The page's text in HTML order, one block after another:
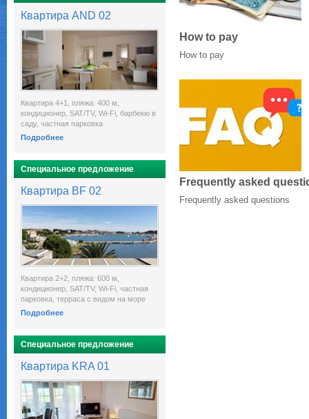
Квартира AND 02
Квартира 4+1, пляжа: 400 м,
кондиционер, SAT/TV, Wi-Fi, барбекю в
саду, частная парковка
Подробнее
Специальное предложение
Квартира BF 02
Квартира 2+2, пляжа: 600 м,
кондиционер, SAT/TV, Wi-Fi, частная
парковка, терраса с видом на море
Подробнее
Специальное предложение
Квартира KRA 01
How to pay
How to pay
Frequently asked
Frequently asked questions